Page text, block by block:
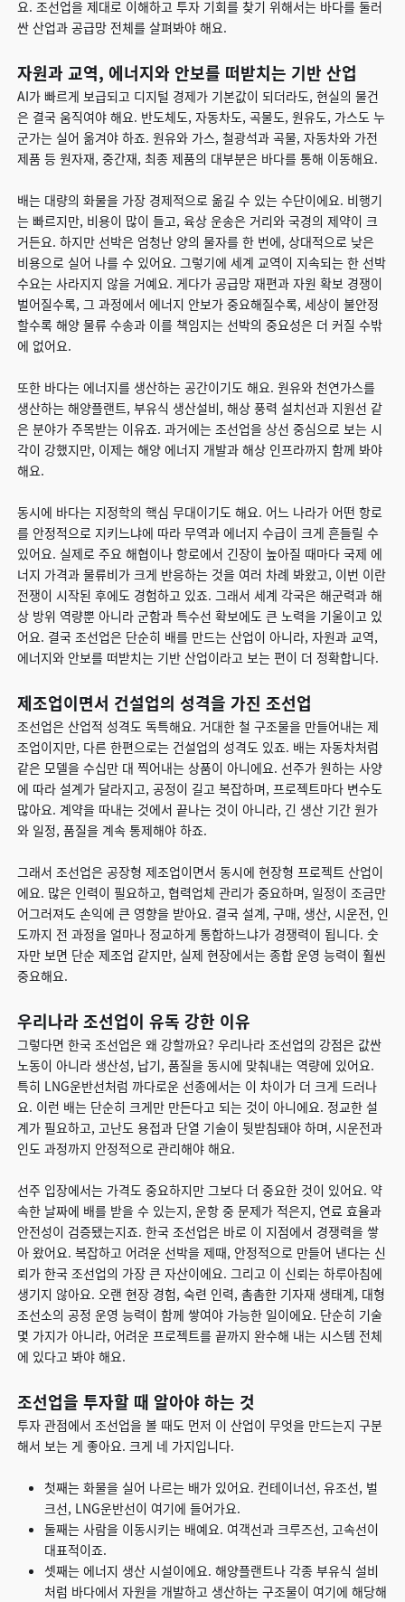
요. 조선업을 제대로 이해하고 투자 기회를 찾기 위해서는 바다를 둘러
싼 산업과 공급망 전체를 살펴봐야 해요.
자원과 교역, 에너지와 안보를 떠받치는 기반 산업
AI가 빠르게 보급되고 디지털 경제가 기본값이 되더라도, 현실의 물건
은 결국 움직여야 해요. 반도체도, 자동차도, 곡물도, 원유도, 가스도 누
군가는 실어 옮겨야 하죠. 원유와 가스, 철광석과 곡물, 자동차와 가전
제품 등 원자재, 중간재, 최종 제품의 대부분은 바다를 통해 이동해요.
배는 대량의 화물을 가장 경제적으로 옮길 수 있는 수단이에요. 비행기
는 빠르지만, 비용이 많이 들고, 육상 운송은 거리와 국경의 제약이 크
거든요. 하지만 선박은 엄청난 양의 물자를 한 번에, 상대적으로 낮은
비용으로 실어 나를 수 있어요. 그렇기에 세계 교역이 지속되는 한 선박
수요는 사라지지 않을 거예요. 게다가 공급망 재편과 자원 확보 경쟁이
벌어질수록, 그 과정에서 에너지 안보가 중요해질수록, 세상이 불안정
할수록 해양 물류 수송과 이를 책임지는 선박의 중요성은 더 커질 수밖
에 없어요.
또한 바다는 에너지를 생산하는 공간이기도 해요. 원유와 천연가스를
생산하는 해양플랜트, 부유식 생산설비, 해상 풍력 설치선과 지원선 같
은 분야가 주목받는 이유죠. 과거에는 조선업을 상선 중심으로 보는 시
각이 강했지만, 이제는 해양 에너지 개발과 해상 인프라까지 함께 봐야
해요.
동시에 바다는 지정학의 핵심 무대이기도 해요. 어느 나라가 어떤 항로
를 안정적으로 지키느냐에 따라 무역과 에너지 수급이 크게 흔들릴 수
있어요. 실제로 주요 해협이나 항로에서 긴장이 높아질 때마다 국제 에
너지 가격과 물류비가 크게 반응하는 것을 여러 차례 봐왔고, 이번 이란
전쟁이 시작된 후에도 경험하고 있죠. 그래서 세계 각국은 해군력과 해
상 방위 역량뿐 아니라 군함과 특수선 확보에도 큰 노력을 기울이고 있
어요. 결국 조선업은 단순히 배를 만드는 산업이 아니라, 자원과 교역,
에너지와 안보를 떠받치는 기반 산업이라고 보는 편이 더 정확합니다.
제조업이면서 건설업의 성격을 가진 조선업
조선업은 산업적 성격도 독특해요. 거대한 철 구조물을 만들어내는 제
조업이지만, 다른 한편으로는 건설업의 성격도 있죠. 배는 자동차처럼
같은 모델을 수십만 대 찍어내는 상품이 아니에요. 선주가 원하는 사양
에 따라 설계가 달라지고, 공정이 길고 복잡하며, 프로젝트마다 변수도
많아요. 계약을 따내는 것에서 끝나는 것이 아니라, 긴 생산 기간 원가
와 일정, 품질을 계속 통제해야 하죠.
그래서 조선업은 공장형 제조업이면서 동시에 현장형 프로젝트 산업이
에요. 많은 인력이 필요하고, 협력업체 관리가 중요하며, 일정이 조금만
어그러져도 손익에 큰 영향을 받아요. 결국 설계, 구매, 생산, 시운전, 인
도까지 전 과정을 얼마나 정교하게 통합하느냐가 경쟁력이 됩니다. 숫
자만 보면 단순 제조업 같지만, 실제 현장에서는 종합 운영 능력이 훨씬
중요해요.
우리나라 조선업이 유독 강한 이유
그렇다면 한국 조선업은 왜 강할까요? 우리나라 조선업의 강점은 값싼
노동이 아니라 생산성, 납기, 품질을 동시에 맞춰내는 역량에 있어요.
특히 LNG운반선처럼 까다로운 선종에서는 이 차이가 더 크게 드러나
요. 이런 배는 단순히 크게만 만든다고 되는 것이 아니에요. 정교한 설
계가 필요하고, 고난도 용접과 단열 기술이 뒷받침돼야 하며, 시운전과
인도 과정까지 안정적으로 관리해야 해요.
선주 입장에서는 가격도 중요하지만 그보다 더 중요한 것이 있어요. 약
속한 날짜에 배를 받을 수 있는지, 운항 중 문제가 적은지, 연료 효율과
안전성이 검증됐는지죠. 한국 조선업은 바로 이 지점에서 경쟁력을 쌓
아 왔어요. 복잡하고 어려운 선박을 제때, 안정적으로 만들어 낸다는 신
뢰가 한국 조선업의 가장 큰 자산이에요. 그리고 이 신뢰는 하루아침에
생기지 않아요. 오랜 현장 경험, 숙련 인력, 촘촘한 기자재 생태계, 대형
조선소의 공정 운영 능력이 함께 쌓여야 가능한 일이에요. 단순히 기술
몇 가지가 아니라, 어려운 프로젝트를 끝까지 완수해 내는 시스템 전체
에 있다고 봐야 해요.
조선업을 투자할 때 알아야 하는 것
투자 관점에서 조선업을 볼 때도 먼저 이 산업이 무엇을 만드는지 구분
해서 보는 게 좋아요. 크게 네 가지입니다.
첫째는 화물을 실어 나르는 배가 있어요. 컨테이너선, 유조선, 벌
크선, LNG운반선이 여기에 들어가요.
둘째는 사람을 이동시키는 배예요. 여객선과 크루즈선, 고속선이
대표적이죠.
셋째는 에너지 생산 시설이에요. 해양플랜트나 각종 부유식 설비
처럼 바다에서 자원을 개발하고 생산하는 구조물이 여기에 해당해